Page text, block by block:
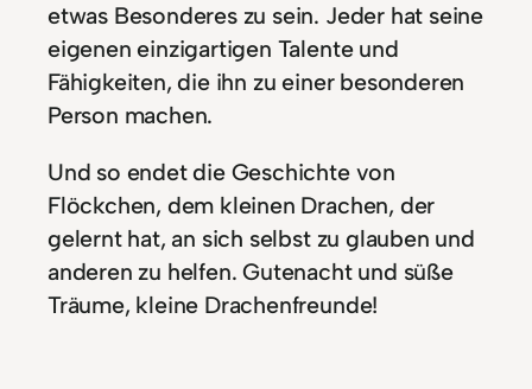
etwas Besonderes zu sein. Jeder hat seine
eigenen einzigartigen Talente und
Fähigkeiten, die ihn zu einer besonderen
Person machen.
Und so endet die Geschichte von
Flöckchen, dem kleinen Drachen, der
gelernt hat, an sich selbst zu glauben und
anderen zu helfen. Gutenacht und süße
Träume, kleine Drachenfreunde!